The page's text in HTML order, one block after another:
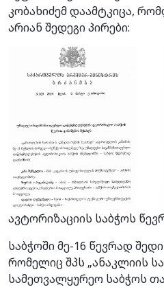
კობახიძემ დაამტკიცა,
არიან შედეგი პირები:
ავტორიზაციის საბჭოს
საბჭოში მე-16 წევრად
რომელიც შპს „ანაკლიის
სამეთვალყურეო საბჭოს